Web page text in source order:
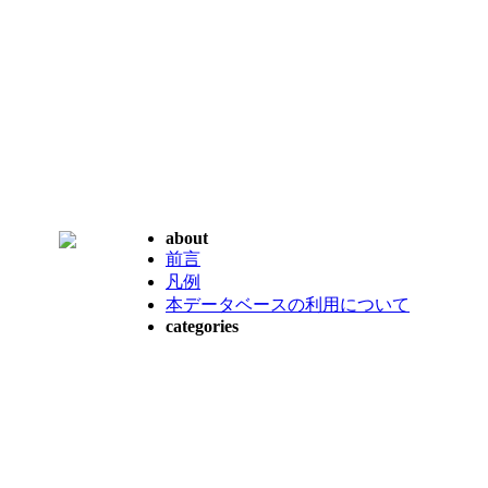
about
前言
凡例
本データベースの利用について
categories